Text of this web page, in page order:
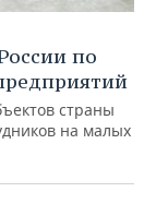
по
страны
на малых